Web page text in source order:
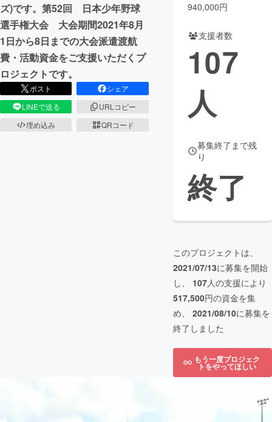
ズ)です。第52回 日本少年野球
選手権大会 大会期間2021年8月
1日から8日までの大会派遣渡航
費・活動資金をご支援いただくプ
ロジェクトです。
ポスト
シェア
LINEで送る
URLコピー
埋め込み
QRコード
940,000円
支援者数
107
人
募集終了まで残
り
終了
このプロジェクトは、
2021/07/13に募集を開始
し、 107人の支援により
517,500円の資金を集
め、 2021/08/10に募集を
終了しました
もう一度プロジェク
トをやってほしい